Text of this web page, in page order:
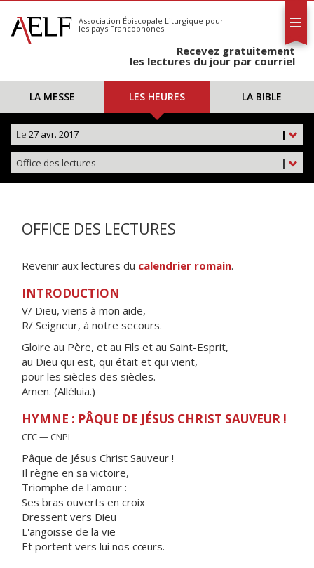
S'abonner
Calendrier
Association Épiscopale Liturgique pour
les pays Francophones
Recevez gratuitement
les lectures du jour par courriel
LA MESSE LES HEURES LA BIBLE
|
Le 27 avr. 2017
|
Office des lectures
OFFICE DES LECTURES
Revenir aux lectures du calendrier romain.
INTRODUCTION
V/ Dieu, viens à mon aide,
R/ Seigneur, à notre secours.
Gloire au Père, et au Fils et au Saint-Esprit,
au Dieu qui est, qui était et qui vient,
pour les siècles des siècles.
Amen. (Alléluia.)
HYMNE : PÂQUE DE JÉSUS CHRIST SAUVEUR !
CFC — CNPL
Pâque de Jésus Christ Sauveur !
Il règne en sa victoire,
Triomphe de l'amour :
Ses bras ouverts en croix
Dressent vers Dieu
L'angoisse de la vie
Et portent vers lui nos cœurs.